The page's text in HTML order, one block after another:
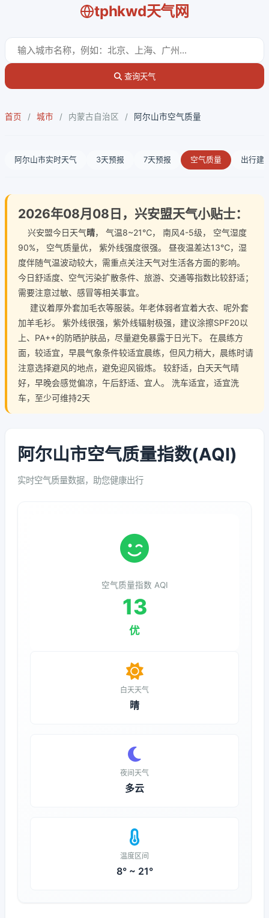
tphkwd天气网
查询天气
首页 / 城市 / 内蒙古自治区 / 阿尔山市空气质量
阿尔山市实时天气 3天预报 7天预报 空气质量 出行建
2026年08月08日，兴安盟天气小贴士：
兴安盟今日天气晴， 气温8~21℃， 南风4-5级， 空气湿度
90%， 空气质量优， 紫外线强度很强。 昼夜温差达13℃，湿
度伴随气温波动较大，需重点关注天气对生活各方面的影响。
今日舒适度、空气污染扩散条件、旅游、交通等指数比较舒适；
需要注意过敏、感冒等相关事宜。
建议着厚外套加毛衣等服装。年老体弱者宜着大衣、呢外套
加羊毛衫。 紫外线很强，紫外线辐射极强，建议涂擦SPF20以
上、PA++的防晒护肤品，尽量避免暴露于日光下。 在晨练方
面，较适宜，早晨气象条件较适宜晨练，但风力稍大，晨练时请
注意选择避风的地点，避免迎风锻炼。 较舒适，白天天气晴
好，早晚会感觉偏凉，午后舒适、宜人。 洗车适宜，适宜洗
车，至少可维持2天
阿尔山市空气质量指数(AQI)
实时空气质量数据，助您健康出行
空气质量指数 AQI
13
优
白天天气
晴
夜间天气
多云
温度区间
8° ~ 21°